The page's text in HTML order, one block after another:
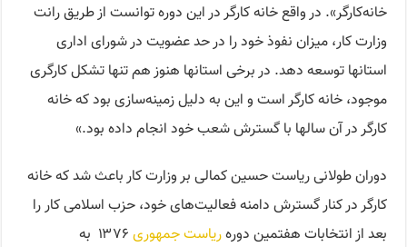
خانه‌کارگر». در واقع خانه کارگر در این دوره توانست از طریق رانت
وزارت کار، میزان نفوذ خود را در حد عضویت در شورای اداری
استانها توسعه دهد. در برخی استانها هنوز هم تنها تشکل کارگری
موجود، خانه کارگر است و این به دلیل زمینه‌سازی بود که خانه
کارگر در آن سالها با گسترش شعب خود انجام داده بود.»
دوران طولانی ریاست حسین کمالی بر وزارت کار باعث شد که خانه
کارگر در کنار گسترش دامنه فعالیت‌های خود، حزب اسلامی کار را
بعد از انتخابات هفتمین دورهریاست جمهوری
۱۳۷۶ به